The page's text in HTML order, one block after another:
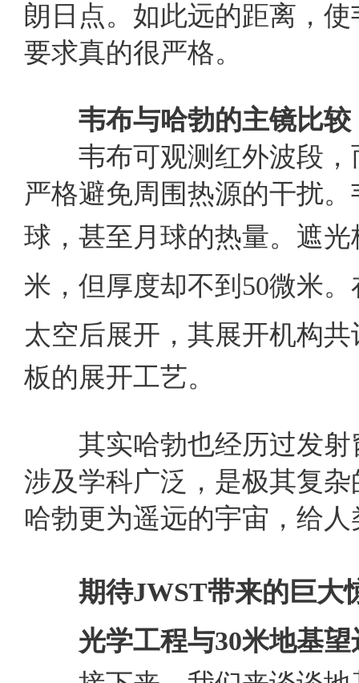
朗日点。如此远的距离，
要求真的很严格。
韦布与哈勃的主镜比较
韦布可观测红外波段，
严格避免周围热源的干扰
球，甚至月球的热量。遮
米，但厚度却不到 50微米。
太空后展开，其展开机构共
板的展开工艺。
其实哈勃也经历过发射
涉及学科广泛，是极其复
哈勃更为遥远的宇宙，给
期待JWST带来的巨大
光学工程与30米地基望